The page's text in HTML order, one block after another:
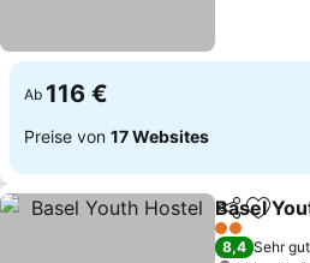
Ab 116 €
Preise von 17 Websites
TeilenZu
Basel
2 Sterne
8,4 Sehr gut